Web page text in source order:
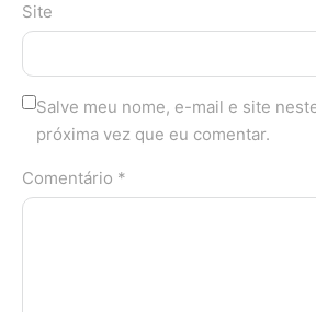
Site
Salve meu nome, e-mail e site
próxima vez que eu comentar.
Comentário *